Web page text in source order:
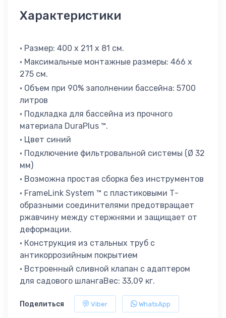
Характеристики
• Размер: 400 х 211 х 81 см.
• Максимальные монтажные размеры: 466 x
275 см.
• Объем при 90% заполнении бассейна: 5700
литров
• Подкладка для бассейна из прочного
материала DuraPlus ™.
• Цвет синий
• Подключение фильтровальной системы (Ø 32
мм)
• Возможна простая сборка без инструментов
• FrameLink System ™ с пластиковыми Т-
образными соединителями предотвращает
ржавчину между стержнями и защищает от
деформации.
• Конструкция из стальных труб с
антикоррозийным покрытием
• Встроенный сливной клапан с адаптером
для садового шлангаВес: 33,09 кг.
Поделиться Viber WhatsApp